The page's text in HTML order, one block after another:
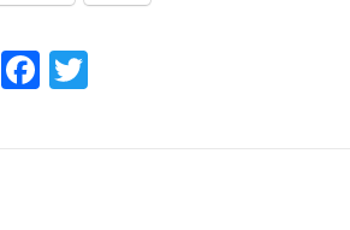
WhatsApp
Facebook